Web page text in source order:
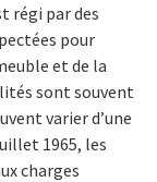
régi par des
pour
et de la
sont souvent
varier d’une
1965, les
charges